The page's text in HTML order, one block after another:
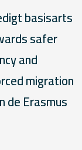
basisarts
safer
and
migration
de Erasmus